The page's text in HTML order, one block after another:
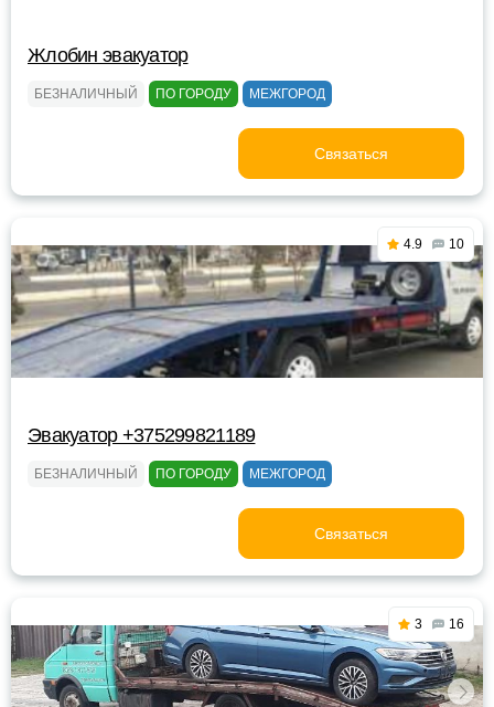
Жлобин эвакуатор
БЕЗНАЛИЧНЫЙ ПО ГОРОДУ МЕЖГОРОД
Связаться
4.9 10
Эвакуатор +375299821189
БЕЗНАЛИЧНЫЙ ПО ГОРОДУ МЕЖГОРОД
Связаться
3 16